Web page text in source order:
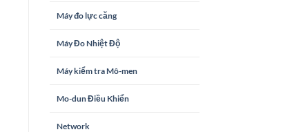
Máy đo lực căng
Máy Đo Nhiệt Độ
Máy kiểm tra Mô-men
Mo-dun Điều Khiển
Network